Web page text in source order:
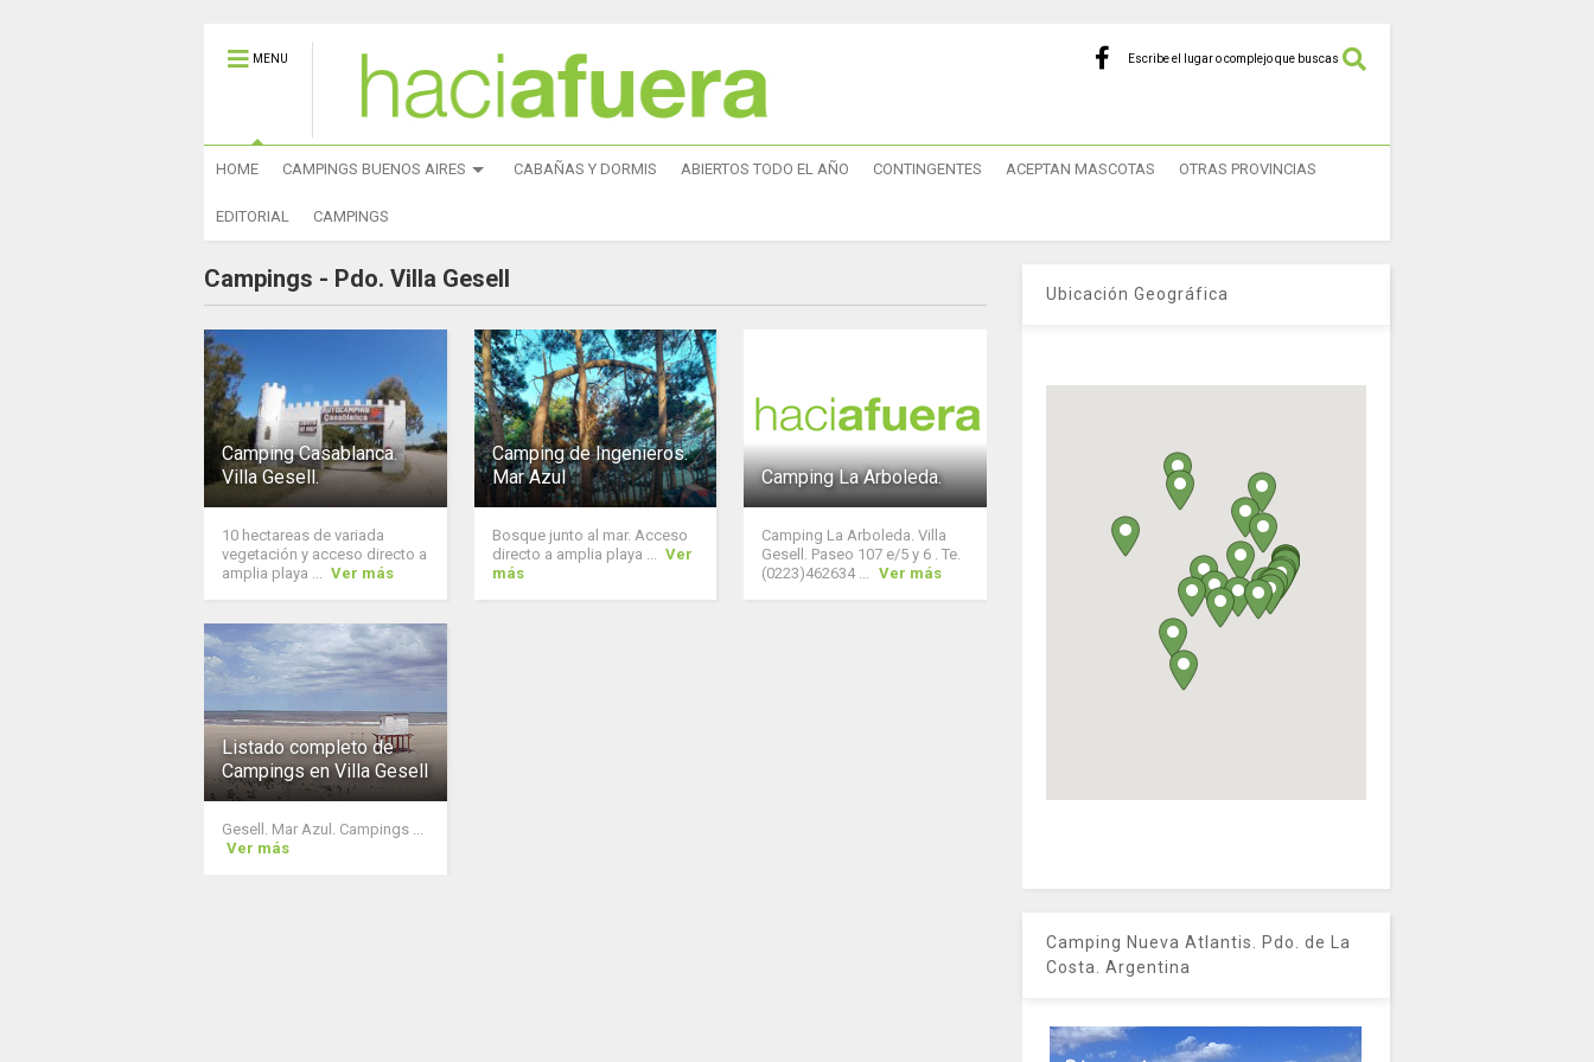
MENU Escribe el lugar o complejo que buscas
HOME CAMPINGS BUENOS AIRES CABAÑAS Y DORMIS ABIERTOS TODO EL AÑO CONTINGENTES ACEPTAN MASCOTAS OTRAS PROVINCIAS
EDITORIAL CAMPINGS
Campings - Pdo. Villa Gesell
Camping Casablanca.
Villa Gesell.
10 hectareas de variada
vegetación y acceso directo a
amplia playa ... Ver más
Camping de Ingenieros.
Mar Azul
Bosque junto al mar. Acceso
directo a amplia playa ... Ver
más
Camping La Arboleda.
Camping La Arboleda. Villa
Gesell. Paseo 107 e/5 y 6 . Te.
(0223)462634 ... Ver más
Listado completo de
Campings en Villa Gesell
Gesell. Mar Azul. Campings ...
Ver más
Ubicación Geográfica
Camping Nueva Atlantis. Pdo. de La
Costa. Argentina